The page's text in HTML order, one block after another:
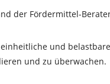
der Fördermittel-
und
und zu überwachen.